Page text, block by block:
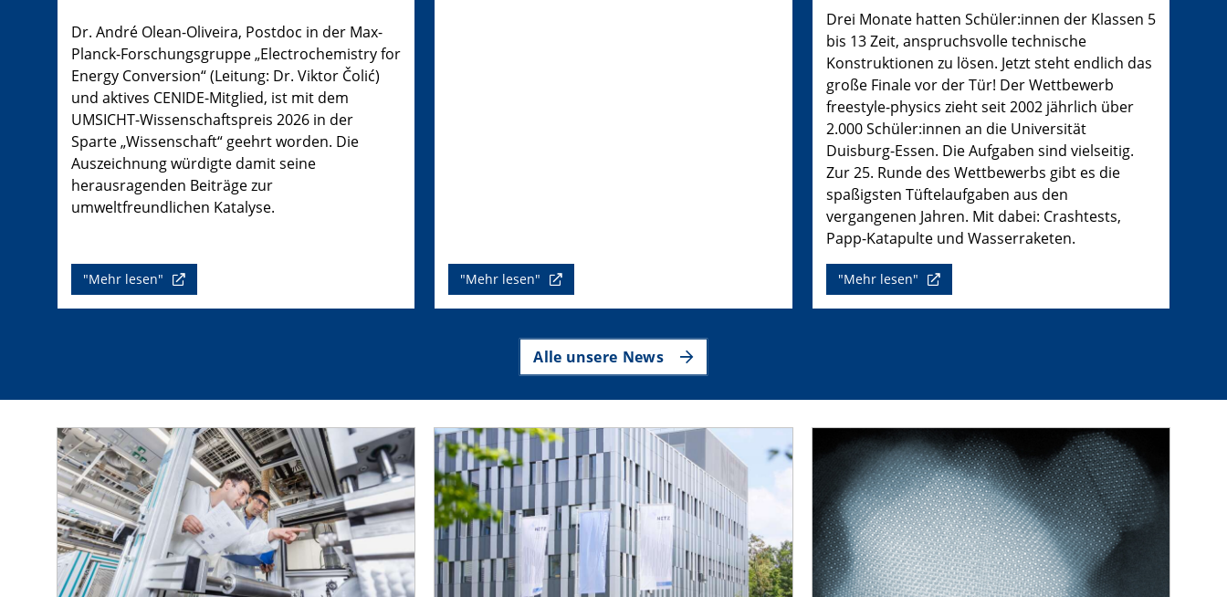
Dr. André Olean-Oliveira, Postdoc in der Max-
Planck-Forschungsgruppe „Electrochemistry for
Energy Conversion“ (Leitung: Dr. Viktor Čolić)
und aktives CENIDE-Mitglied, ist mit dem
UMSICHT-Wissenschaftspreis 2026 in der
Sparte „Wissenschaft“ geehrt worden. Die
Auszeichnung würdigte damit seine
herausragenden Beiträge zur
umweltfreundlichen Katalyse.
"Mehr lesen" "Mehr lesen"
Drei Monate hatten Schüler:innen der Klassen 5
bis 13 Zeit, anspruchsvolle technische
Konstruktionen zu lösen. Jetzt steht endlich das
große Finale vor der Tür! Der Wettbewerb
freestyle-physics zieht seit 2002 jährlich über
2.000 Schüler:innen an die Universität
Duisburg-Essen. Die Aufgaben sind vielseitig.
Zur 25. Runde des Wettbewerbs gibt es die
spaßigsten Tüftelaufgaben aus den
vergangenen Jahren. Mit dabei: Crashtests,
Papp-Katapulte und Wasserraketen.
"Mehr lesen"
Alle unsere News